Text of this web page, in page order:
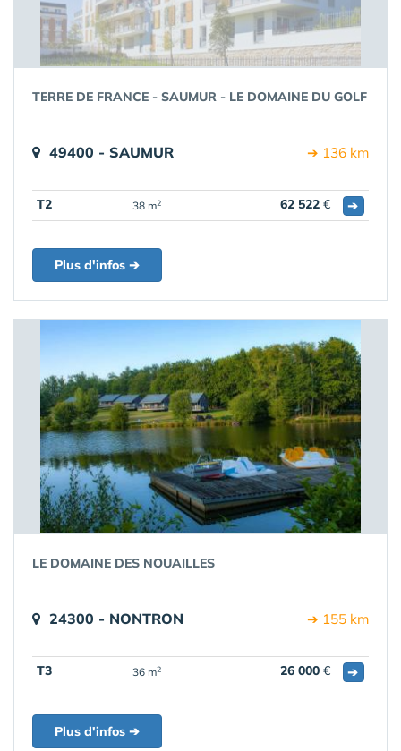
TERRE DE FRANCE - SAUMUR - LE DOMAINE DU GOLF
49400 - SAUMUR ➔ 136 km
T2 38 m2 62 522 € ➔
Plus d'infos ➔
LE DOMAINE DES NOUAILLES
24300 - NONTRON ➔ 155 km
T3 36 m2 26 000 € ➔
Plus d'infos ➔